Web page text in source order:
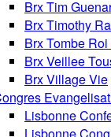
Brx Tim
Brx Timothy
Brx Tombe
Brx Veillee
Brx Village Vie
Lisbonne